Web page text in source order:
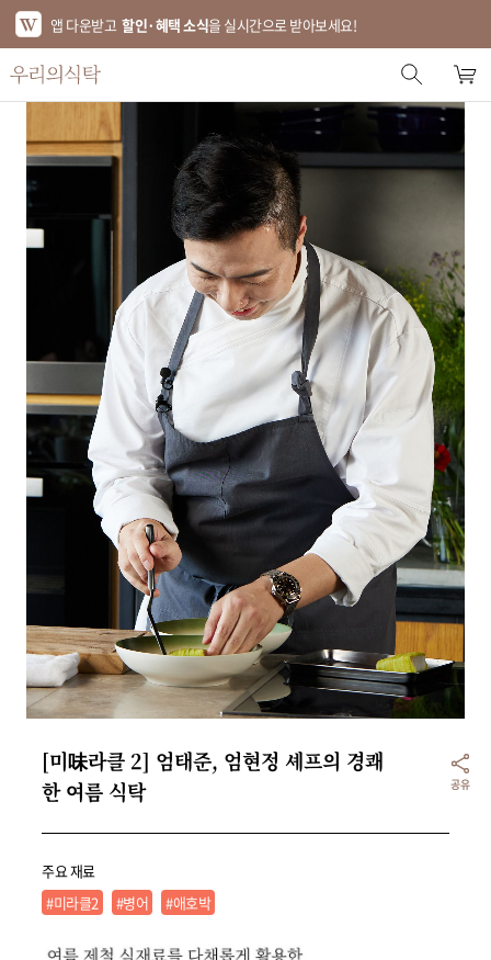
앱 다운받고 할인·혜택 소식을 실시간으로 받아보세요!
스토어 홈
에디터 추천
한정특가
베스트
신상품
기획전
브랜드
푸드
키친
리빙
공유
[미味라클 2] 엄태준, 엄현정 셰프의 경쾌
한 여름 식탁
주요 재료
#미라클2
#병어 #애호박